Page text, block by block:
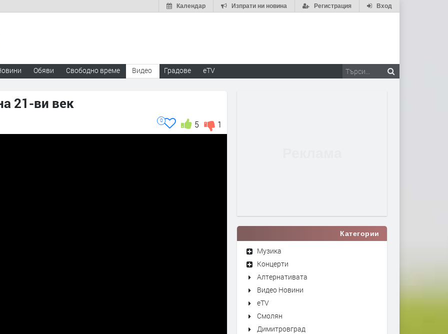
Вход
Регистрация
Изпрати ни новина
Календар
Обяви Свободно време Видео Градове eTV
21-ви век
1
5
0
Категории
Музика
Концерти
Алтернативата
Видео Новини
eTV
Смолян
Димитровград